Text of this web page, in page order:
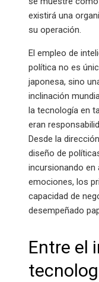
existirá una
su operación.
El empleo de
política no es
japonesa, sino
inclinación
la tecnología en
eran
Desde la
diseño de
incursionando en
emociones, los
capacidad de
desempeñado
Entre el